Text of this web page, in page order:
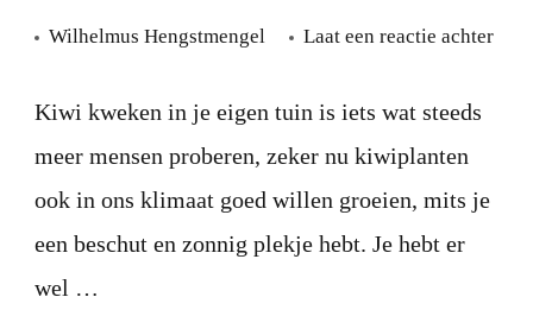
Wilhelmus Hengstmengel Laat een reactie achterKiwi
Kiwi kweken in je eigen tuin is iets wat steeds
meer mensen proberen, zeker nu kiwiplanten
ook in ons klimaat goed willen groeien, mits je
een beschut en zonnig plekje hebt. Je hebt er
wel …